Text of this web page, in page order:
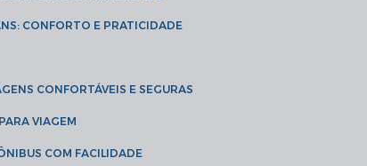
CONFORTO E PRATICIDADE
CONFORTÁVEIS E SEGURAS
VIAGEM
COM FACILIDADE